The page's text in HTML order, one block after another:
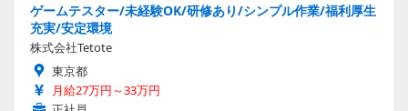
ゲームテスター/未経験OK/研修あり/シンプル作業/福利厚生
充実/安定環境
株式会社Tetote
東京都
月給27万円～33万円